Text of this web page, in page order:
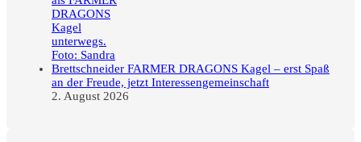
FARMER DRAGONS Kagel – erst Spaß
an der Freude, jetzt Interessengemeinschaft
2. August 2026